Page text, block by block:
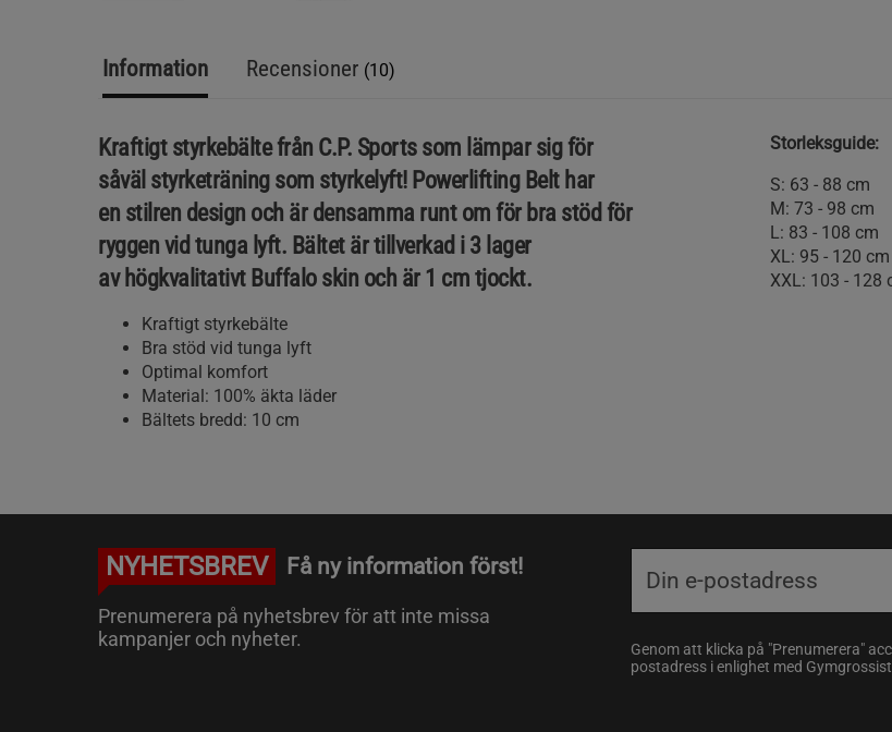
Information Recensioner (10)
Kraftigt styrkebälte från C.P. Sports som lämpar sig för
såväl styrketräning som styrkelyft! Powerlifting Belt har
en stilren design och är densamma runt om för bra stöd för
ryggen vid tunga lyft. Bältet är tillverkad i 3 lager
av högkvalitativt Buffalo skin och är 1 cm tjockt.
Kraftigt styrkebälte
Bra stöd vid tunga lyft
Optimal komfort
Material: 100% äkta läder
Bältets bredd: 10 cm
Storleksguide:
S: 63 - 88 cm
M: 73 - 98 cm
L: 83 - 108 cm
XL: 95 - 120 cm
XXL: 103 - 128
NYHETSBREV Få ny information först!
Prenumerera på nyhetsbrev för att inte missa
kampanjer och nyheter.
Genom att klicka på "Prenumerera"
postadress i enlighet med